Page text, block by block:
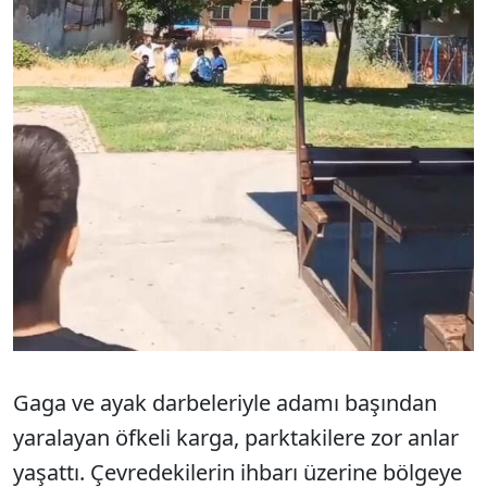
Gaga ve ayak darbeleriyle adamı başından
yaralayan öfkeli karga, parktakilere zor anlar
yaşattı. Çevredekilerin ihbarı üzerine bölgeye